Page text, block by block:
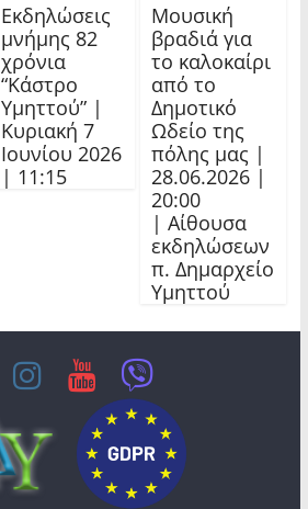
Εκδηλώσεις
μνήμης 82
χρόνια
“Κάστρο
Υμηττού” |
Κυριακή 7
Ιουνίου 2026
| 11:15
Μουσική
βραδιά για
το καλοκαίρι
από το
Δημοτικό
Ωδείο της
πόλης μας |
28.06.2026 |
20:00
| Αίθουσα
εκδηλώσεων
π. Δημαρχείο
Υμηττού